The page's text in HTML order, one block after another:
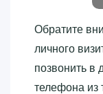
Обратите
личного
позвонить в
телефона из